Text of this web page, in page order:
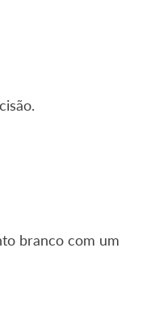
branco com um